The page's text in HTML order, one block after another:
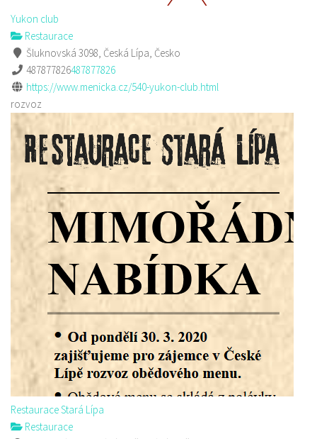
Yukon club
Restaurace
Šluknovská 3098, Česká Lípa, Česko
487877826487877826
https://www.menicka.cz/540-yukon-club.html
rozvoz
Restaurace Stará Lípa
Restaurace